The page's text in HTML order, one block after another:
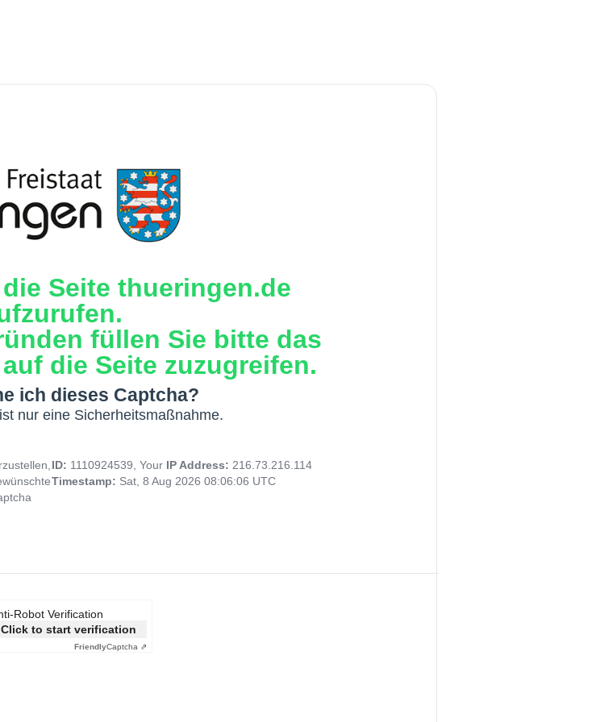
Seite thueringen.de
füllen Sie bitte das
die Seite zuzugreifen.
ich dieses Captcha?
nur eine Sicherheitsmaßnahme.
ID: 1110924539, Your IP Address: 216.73.216.114
Timestamp: Sat, 8 Aug 2026 08:06:06 UTC
Robot Verification
Click to start verification
FriendlyCaptcha ⇗